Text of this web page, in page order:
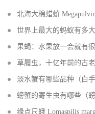
北海大棉蜡蚧
世界上最大的蚂蚁有多大
果蝇：水果放一会就有
草履虫，十亿年前的古
淡水蟹有哪些品种（白
螃蟹的寄生虫有哪些（
缘点尺蛾 Lomaspilis